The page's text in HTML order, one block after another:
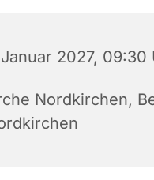
2027, 09:30
Nordkirchen,